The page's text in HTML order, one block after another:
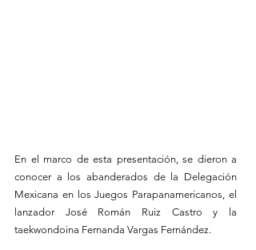
En el marco de esta presentación, se dieron a
conocer a los abanderados de la Delegación
Mexicana en los Juegos Parapanamericanos, el
lanzador José Román Ruiz Castro y la
taekwondoina Fernanda Vargas Fernández.